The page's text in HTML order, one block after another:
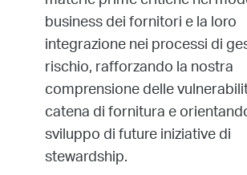
business dei fornitori e la loro
integrazione nei processi di
rischio, rafforzando la nostra
comprensione delle
catena di fornitura e
sviluppo di future iniziative di
stewardship.